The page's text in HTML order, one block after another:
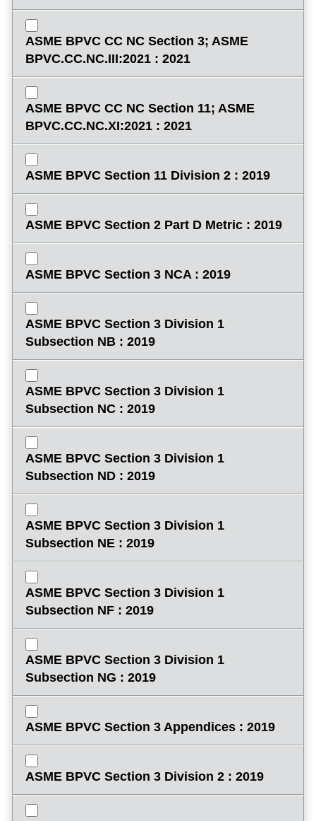
ASME BPVC CC NC Section 3; ASME
BPVC.CC.NC.III:2021 : 2021
ASME BPVC CC NC Section 11; ASME
BPVC.CC.NC.XI:2021 : 2021
ASME BPVC Section 11 Division 2 : 2019
ASME BPVC Section 2 Part D Metric : 2019
ASME BPVC Section 3 NCA : 2019
ASME BPVC Section 3 Division 1
Subsection NB : 2019
ASME BPVC Section 3 Division 1
Subsection NC : 2019
ASME BPVC Section 3 Division 1
Subsection ND : 2019
ASME BPVC Section 3 Division 1
Subsection NE : 2019
ASME BPVC Section 3 Division 1
Subsection NF : 2019
ASME BPVC Section 3 Division 1
Subsection NG : 2019
ASME BPVC Section 3 Appendices : 2019
ASME BPVC Section 3 Division 2 : 2019